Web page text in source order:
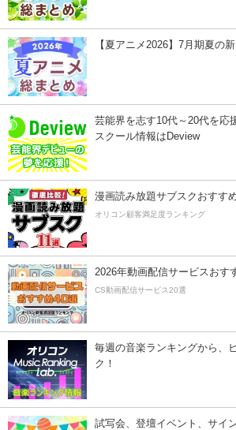
【夏アニメ2026】7月期夏の
芸能界を志す10代～20代を応
スクール情報はDeview
漫画読み放題サブスクおすす
オリコン顧客満足度ランキング
2026年動画配信サービスおす
CS動画配信サービス20選
毎週の音楽ランキングから、
ク！
試写会、登壇イベント、サイ